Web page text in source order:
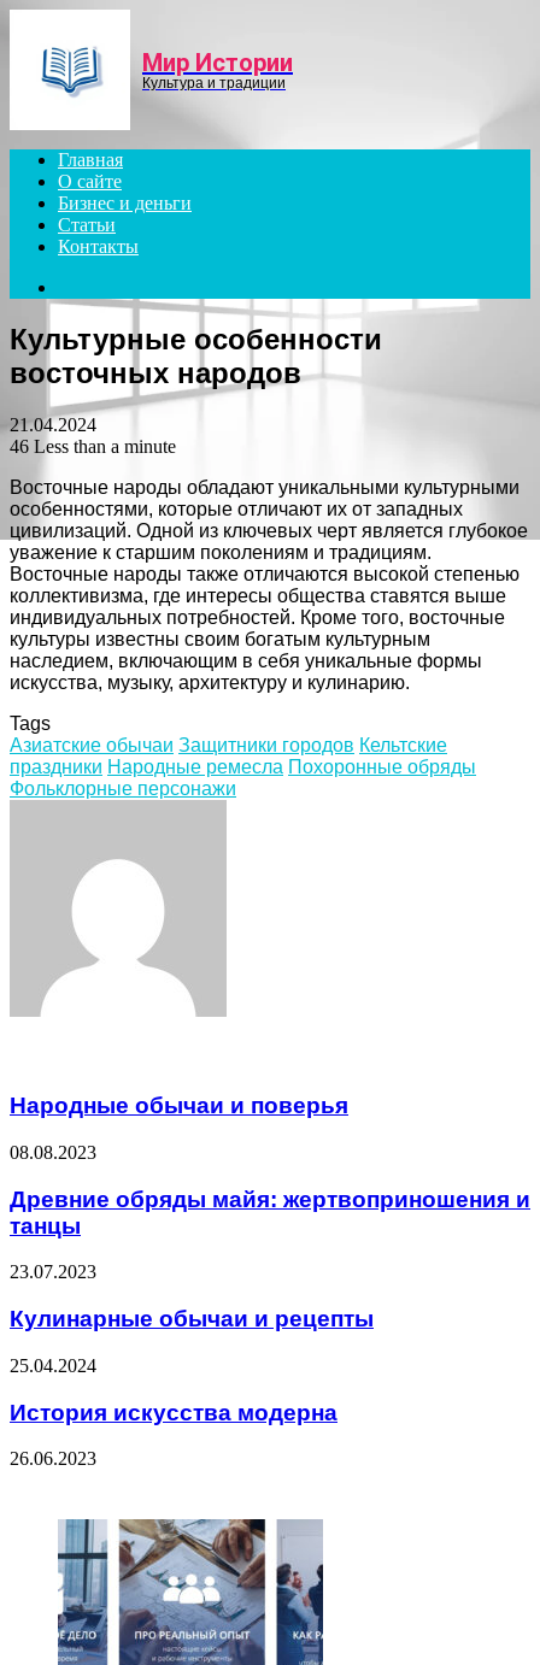
Мир Истории
Культура и традиции
Главная
О сайте
Бизнес и деньги
Статьи
Контакты
for
Культурные особенности
восточных народов
21.04.2024
46 Less than a minute
Восточные народы обладают уникальными культурными
особенностями, которые отличают их от западных
цивилизаций. Одной из ключевых черт является глубокое
уважение к старшим поколениям и традициям.
Восточные народы также отличаются высокой степенью
коллективизма, где интересы общества ставятся выше
индивидуальных потребностей. Кроме того, восточные
культуры известны своим богатым культурным
наследием, включающим в себя уникальные формы
искусства, музыку, архитектуру и кулинарию.
Tags
Азиатские обычаи Защитники городов Кельтские
праздники Народные ремесла Похоронные обряды
Фольклорные персонажи
Народные обычаи и поверья
08.08.2023
Древние обряды майя: жертвоприношения и
танцы
23.07.2023
Кулинарные обычаи и рецепты
25.04.2024
История искусства модерна
26.06.2023